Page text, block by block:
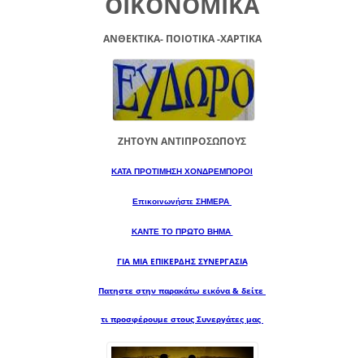
ΑΝΘΕΚΤΙΚΑ- ΠΟΙΟΤΙΚΑ -XAPTIKA
ΖΗΤΟΥΝ ΑΝΤΙΠΡΟΣΩΠΟΥΣ
ΚΑΤΑ ΠΡΟΤΙΜΗΣΗ ΧΟΝΔΡΕΜΠΟΡΟΙ
Επικοινωνήστε ΣΗΜΕΡΑ
ΚΑΝΤΕ ΤΟ ΠΡΩΤΟ ΒΗΜΑ
ΓΙΑ ΜΙΑ ΕΠΙΚΕΡΔΗΣ ΣΥΝΕΡΓΑΣΙΑ
Πατηστε στην παρακάτω εικόνα & δείτε
τι προσφέρουμε στους Συνεργάτες μας